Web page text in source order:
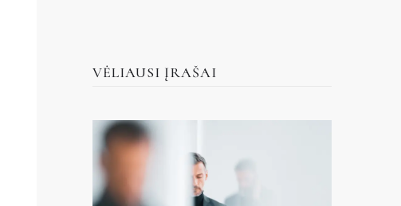
VĖLIAUSI ĮRAŠAI